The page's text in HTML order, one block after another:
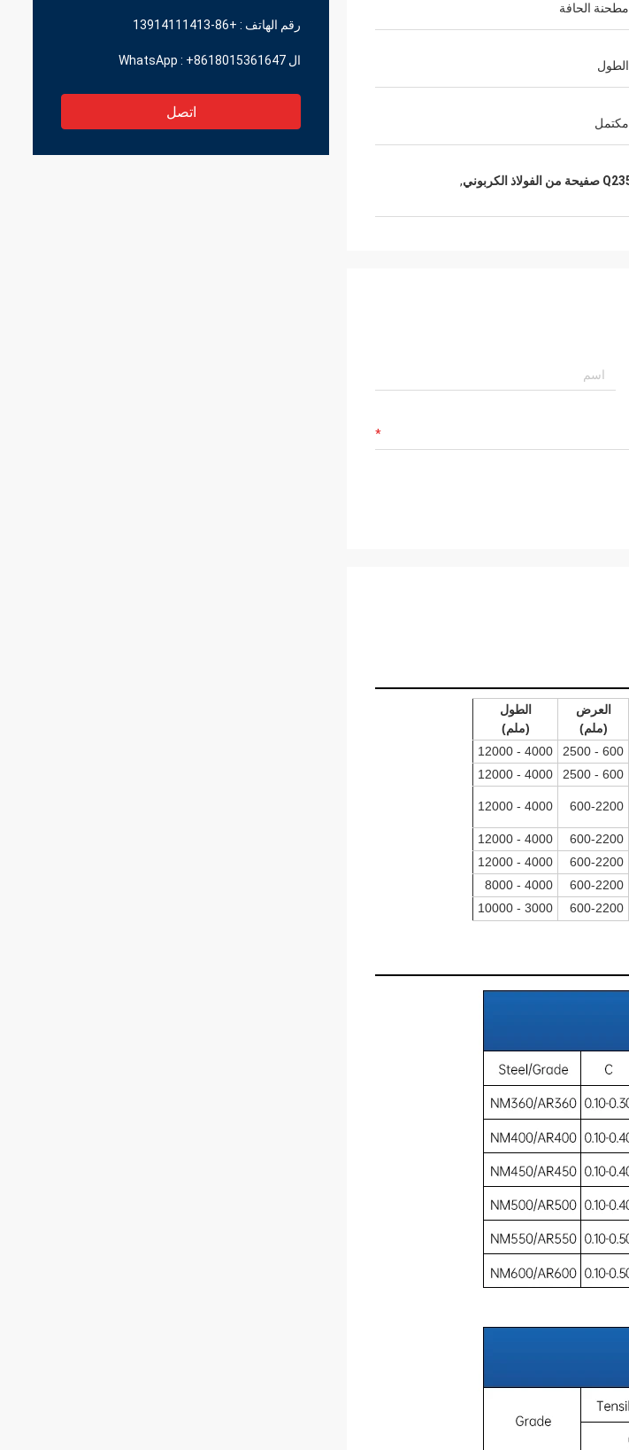
رقم الهاتف : +86-13914111413
ال WhatsApp : +8618015361647
اتصل
مطحنة الحافة
الطول
مكتمل
,
العرض
(ملم)
الطول
(ملم)
600 - 2500
4000 - 12000
600 - 2500
4000 - 12000
600-2200
4000 - 12000
600-2200
4000 - 12000
600-2200
4000 - 12000
600-2200
4000 - 8000
600-2200
3000 - 10000